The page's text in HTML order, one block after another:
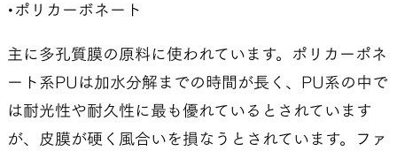
•ポリカーボネート
主に多孔質膜の原料に使われています。ポリカーポネ
ート系PUは加水分解までの時間が長く、PU系の中で
は耐光性や耐久性に最も優れているとされています
が、皮膜が硬く風合いを損なうとされています。ファ